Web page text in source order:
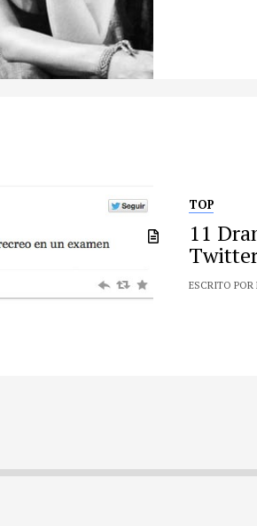
TOP
11
ESCRITO POR